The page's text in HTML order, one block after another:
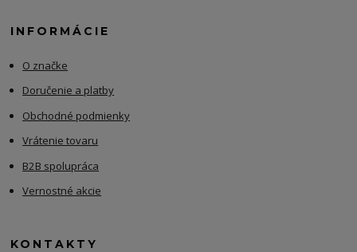
INFORMÁCIE
O značke
Doručenie a platby
Obchodné podmienky
Vrátenie tovaru
B2B spolupráca
Vernostné akcie
KONTAKTY